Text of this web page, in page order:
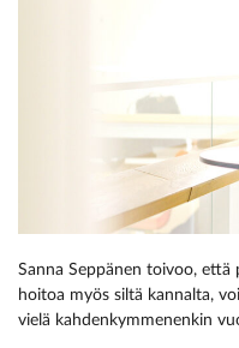
Sanna Seppänen toivoo, että
hoitoa myös siltä kannalta,
vielä kahdenkymmenenkin